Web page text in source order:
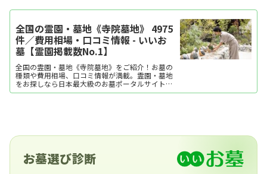
全国の霊園・墓地《寺院墓地》 4975
件／費用相場・口コミ情報 - いいお
墓【霊園掲載数No.1】
全国の霊園・墓地《寺院墓地》をご紹介！お墓の
種類や費用相場、口コミ情報が満載。霊園・墓地
をお探しなら日本最大級のお墓ポータルサイト
「いいお墓」にお任せください。資料請求・見学
お墓選び診断